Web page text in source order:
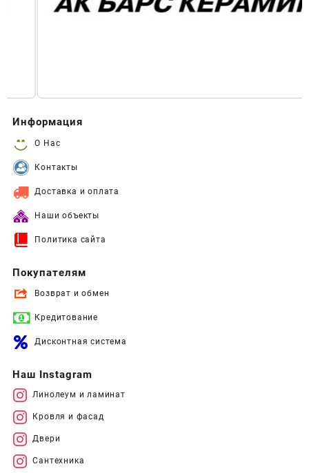
Информация
О Нас
Контакты
Доставка и оплата
Наши объекты
Политика сайта
Покупателям
Возврат и обмен
Кредитование
Дисконтная система
Наш Instagram
Линолеум и ламинат
Кровля и фасад
Двери
Сантехника